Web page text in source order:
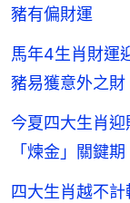
豬有偏財運
馬年4生肖財
豬易獲意外之財
今夏四大生肖
「煉金」關鍵期
四大生肖越不